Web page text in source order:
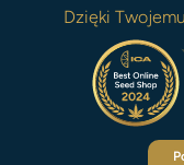
Dzięki